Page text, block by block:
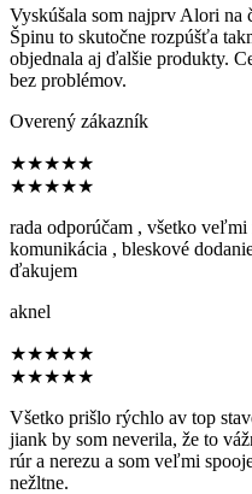
Vyskúšala som najprv Alori na
Špinu to skutočne rozpúšťa
objednala aj ďalšie produkty.
bez problémov.
Overený zákazník
★★★★★
★★★★★
rada odporúčam , všetko
komunikácia , bleskové
ďakujem
aknel
★★★★★
★★★★★
Všetko prišlo rýchlo av top
jiank by som neverila, že to
rúr a nerezu a som veľmi
nežltne.